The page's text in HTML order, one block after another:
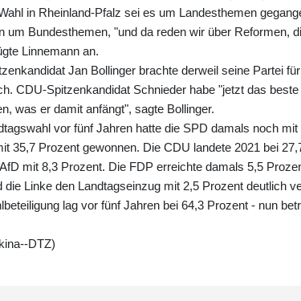
in Rheinland-Pfalz sei es um Landesthemen
um Bundesthemen, "und da reden wir über Reformen,
Linnemann an.
Jan Bollinger brachte derweil seine Partei
CDU-Spitzenkandidat Schnieder habe "jetzt das
was er damit anfängt", sagte Bollinger.
vor fünf Jahren hatte die SPD damals noch
35,7 Prozent gewonnen. Die CDU landete 2021 bei
mit 8,3 Prozent. Die FDP erreichte damals 5,5
die Linke den Landtagseinzug mit 2,5 Prozent deutlich
lag vor fünf Jahren bei 64,3 Prozent - nun
DTZ)